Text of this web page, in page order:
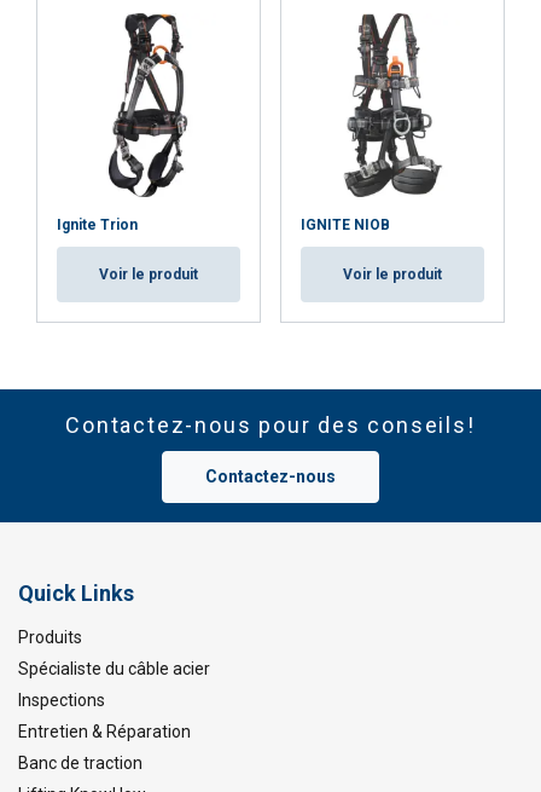
Ignite Trion
Voir le produit
IGNITE NIOB
Voir le produit
Contactez-nous pour des conseils!
Contactez-nous
Quick Links
Produits
Spécialiste du câble acier
Inspections
Entretien & Réparation
Banc de traction